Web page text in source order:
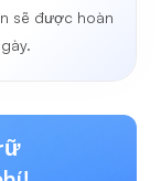
sẽ được hoàn